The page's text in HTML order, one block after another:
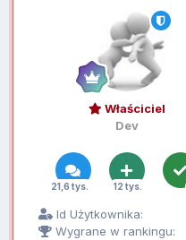
Właściciel
Dev
21,6 tys. 12 tys.
Id Użytkownika:
Wygrane w rankingu: